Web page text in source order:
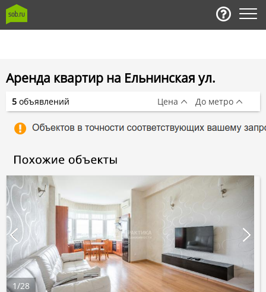
Аренда квартир на Ельнинская ул.
1/28
5 объявлений Цена До метро